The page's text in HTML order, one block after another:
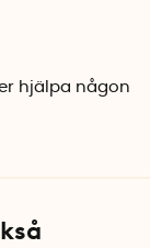
hjälpa någon